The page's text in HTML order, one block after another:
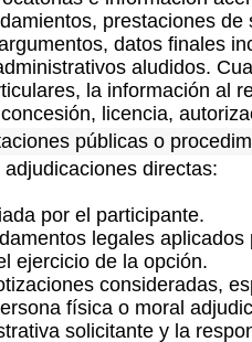
prestaciones
datos finales
aludidos.
la información al
licencia,
públicas o
directas:
por el participante.
legales
ejercicio de la opción.
consideradas,
física o moral
solicitante y la